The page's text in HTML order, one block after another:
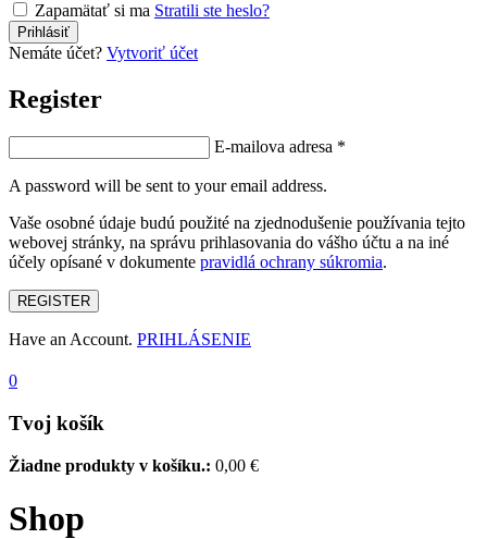
Zapamätať si ma Stratili ste heslo?
Nemáte účet? Vytvoriť účet
Register
E-mailova adresa *
A password will be sent to your email address.
Vaše osobné údaje budú použité na zjednodušenie používania tejto
webovej stránky, na správu prihlasovania do vášho účtu a na iné
účely opísané v dokumente pravidlá ochrany súkromia.
REGISTER
Have an Account. PRIHLÁSENIE
0
Tvoj košík
Žiadne produkty v košíku.: 0,00 €
Shop